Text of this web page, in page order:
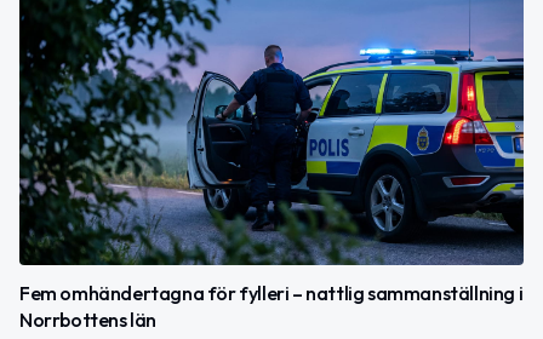
Fem omhändertagna för fylleri – nattlig sammanställning i
Norrbottens län